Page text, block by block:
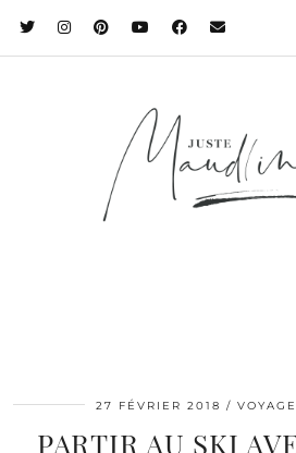
27 FÉVRIER 2018
PARTIR AU SKI